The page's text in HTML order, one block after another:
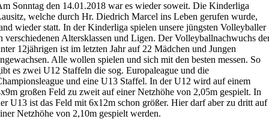
Sonntag den 14.01.2018 war es wieder soweit. Die Kinderliga
welche durch Hr. Diedrich Marcel ins Leben gerufen wurde,
wieder statt. In der Kinderliga spielen unsere jüngsten Volleyballer
verschiedenen Altersklassen und Ligen. Der Volleyballnachwuchs
12jährigen ist im letzten Jahr auf 22 Mädchen und Jungen
Alle wollen spielen und sich mit den besten messen. So
es zwei U12 Staffeln die sog. Europaleague und die
und eine U13 Staffel. In der U12 wird auf einem
großen Feld zu zweit auf einer Netzhöhe von 2,05m gespielt. In
U13 ist das Feld mit 6x12m schon größer. Hier darf aber zu dritt auf
Netzhöhe von 2,10m gespielt werden.